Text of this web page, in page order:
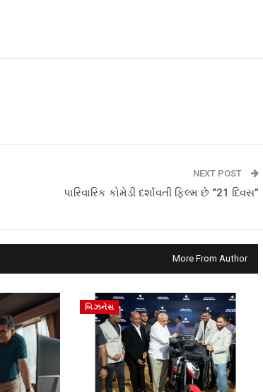
NEXT POST
પારિવારિક કોમેડી દર્શાવતી ફિલ્મ છે “21 દિવસ”
More From Author
બિઝનેસ